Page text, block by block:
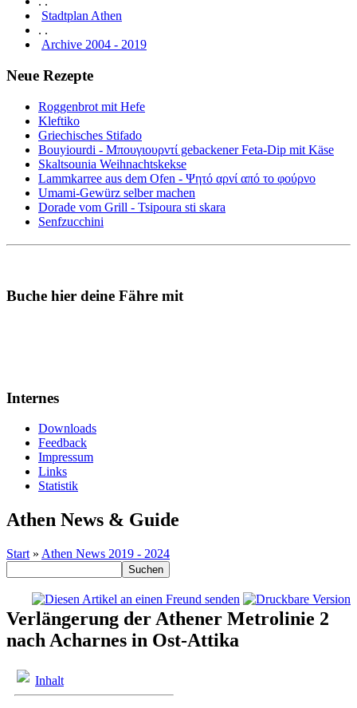
Stadtplan Athen
. .
Archive 2004 - 2019
Neue Rezepte
Roggenbrot mit Hefe
Kleftiko
Griechisches Stifado
Bouyiourdi - Μπουγιουρντί gebackener Feta-Dip mit Käse
Skaltsounia Weihnachtskekse
Lammkarree aus dem Ofen - Ψητό αρνί από το φούρνο
Umami-Gewürz selber machen
Dorade vom Grill - Tsipoura sti skara
Senfzucchini
Buche hier deine Fähre mit
Internes
Downloads
Feedback
Impressum
Links
Statistik
Athen News & Guide
Start » Athen News 2019 - 2024
Verlängerung der Athener Metrolinie 2
nach Acharnes in Ost-Attika
Inhalt